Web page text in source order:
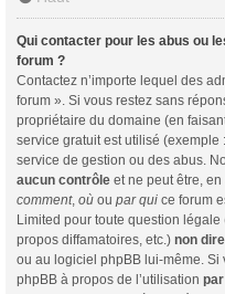
Qui contacter pour les abus ou
forum ?
Contactez n’importe lequel des
forum ». Si vous restez sans
propriétaire du domaine (en
service gratuit est utilisé (exemple
service de gestion ou des abus.
aucun contrôle et ne peut être,
comment, où ou par qui ce forum
Limited pour toute question
propos diffamatoires, etc.) non
ou au logiciel phpBB lui-même.
phpBB à propos de l’utilisation